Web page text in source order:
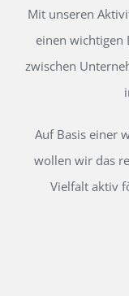
Mit unseren
einen
zwischen
Auf Basis einer
wollen wir das
Vielfalt aktiv